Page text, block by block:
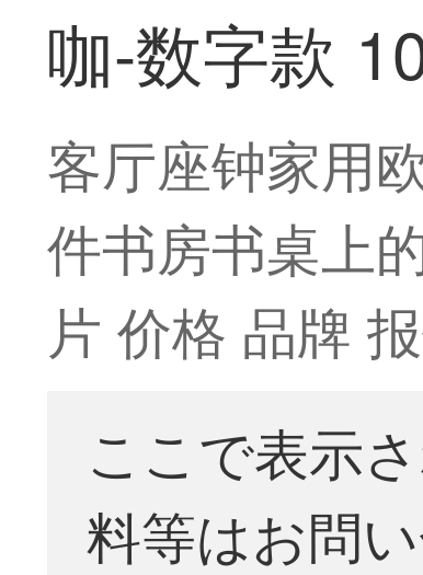
咖-数字款
客厅座钟家用
件书房书桌上
片 价格 品牌
ここで表示
料等はお問